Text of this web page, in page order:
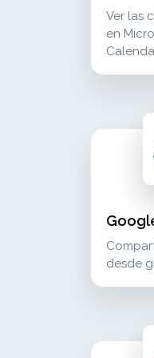
Ver las
en
google
desde
microsoft